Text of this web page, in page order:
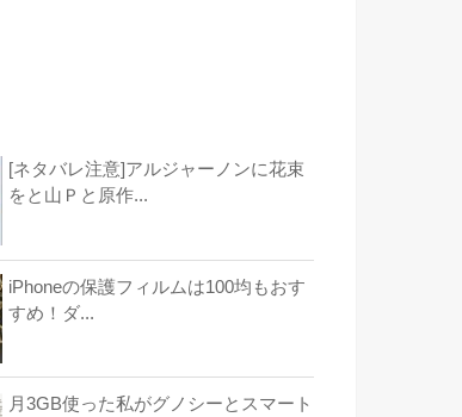
[ネタバレ注意]アルジャーノンに花束
をと山Ｐと原作...
iPhoneの保護フィルムは100均もおす
すめ！ダ...
月3GB使った私がグノシーとスマート